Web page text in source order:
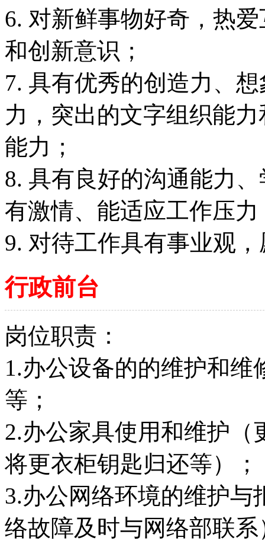
6. 对新鲜事物好奇，热
和创新意识；
7. 具有优秀的创造力、
力，突出的文字组织能
能力；
8. 具有良好的沟通能力
有激情、能适应工作压力
9. 对待工作具有事业观
行政前台
岗位职责：
1.办公设备的的维护和
等；
2.办公家具使用和维护
将更衣柜钥匙归还等）；
3.办公网络环境的维护
络故障及时与网络部联系